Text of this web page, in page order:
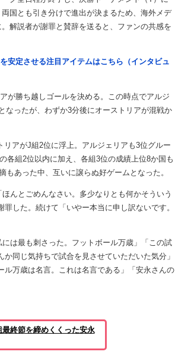
国とも引き分けで進出が決まるため、海外メデ
解説者が謝罪と賛辞を送ると、ファンの共感を
安定させる注目アイテムはこちら（インタビュ
が勝ち越しゴールを決める。この時点でアルジ
なったが、わずか3分後にオーストリアが混戦か
アがJ組2位に浮上。アルジェリアも3位グルー
各組2位以内に加え、各組3位の成績上位8か国も
あった中、互いに譲らぬ好ゲームとなった。
んとごめんなさい。多少なりとも何かそういう
した。続けて「いやー本当に申し訳ないです。
は最も刺さった。フットボール万歳」「この試
同じ気持ちで試合を見させていただいた気分」
ル万歳は名言。これは名言である」「安永さんの
最終節を締めくくった安永